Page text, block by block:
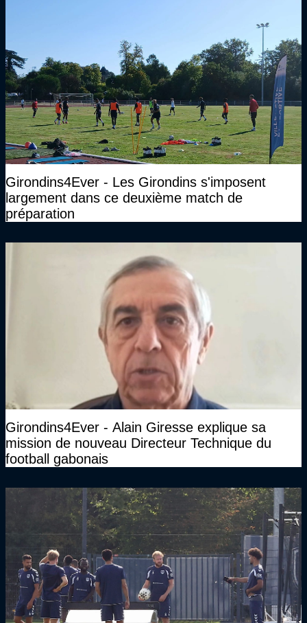
Girondins4Ever - Les Girondins s'imposent
largement dans ce deuxième match de
préparation
Girondins4Ever - Alain Giresse explique sa
mission de nouveau Directeur Technique du
football gabonais